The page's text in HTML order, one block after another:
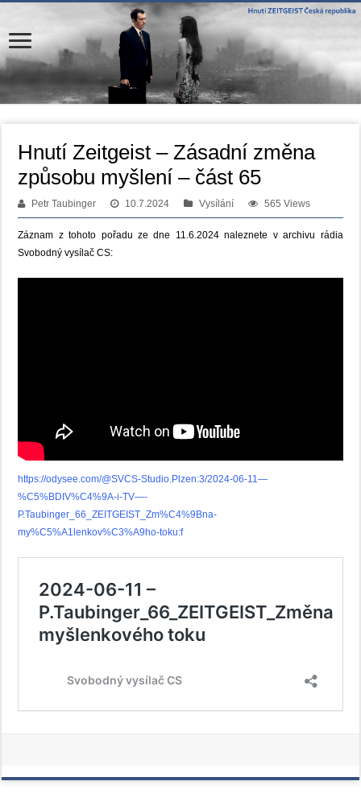
Hnutí Zeitgeist – Zásadní změna
způsobu myšlení – část 65
Petr Taubinger 10.7.2024 Vysílání 565 Views
Záznam z tohoto pořadu ze dne 11.6.2024 naleznete v archivu rádia
Svobodný vysílač CS:
https://odysee.com/@SVCS-Studio.Plzen:3/2024-06-11—
%C5%BDIV%C4%9A-i-TV—-
P.Taubinger_66_ZEITGEIST_Zm%C4%9Bna-
my%C5%A1lenkov%C3%A9ho-toku:f